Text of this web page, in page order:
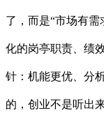
了，而是“市场有
化的岗亭职责、绩
针：机能更优、分
的，创业不是听出